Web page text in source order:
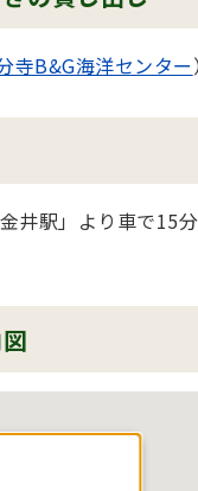
寺B&G海洋センター）
井駅」より車で15分